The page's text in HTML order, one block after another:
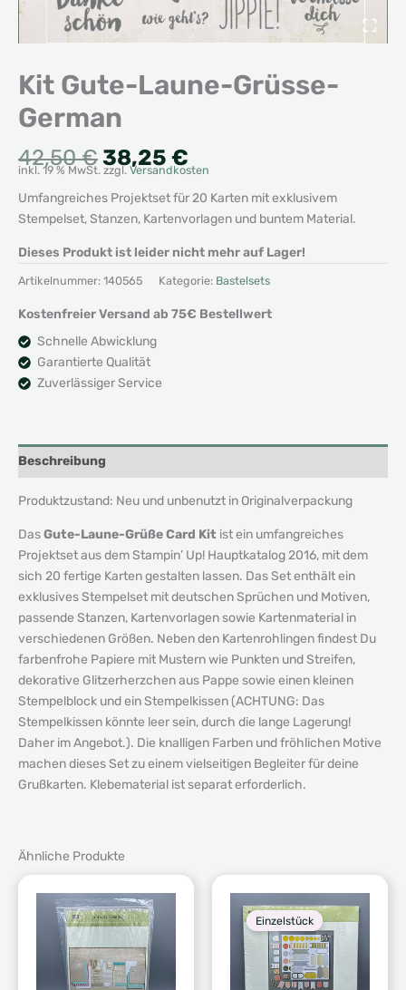
Kit Gute-Laune-Grüsse-
German
42,50€Ursprünglicher
Preis
war:
42,50 €
38,25 €
Preis
ist:
38,25 €.
inkl. 19 % MwSt. zzgl. Versandkosten
Umfangreiches Projektset für 20 Karten mit exklusivem
Stempelset, Stanzen, Kartenvorlagen und buntem Material.
Dieses Produkt ist leider nicht mehr auf Lager!
Artikelnummer: 140565 Kategorie: Bastelsets
Kostenfreier Versand ab 75€ Bestellwert
Schnelle Abwicklung
Garantierte Qualität
Zuverlässiger Service
Beschreibung
Produktzustand: Neu und unbenutzt in Originalverpackung
DasGute-Laune-Grüße Card Kit ist ein umfangreiches
Projektset aus dem Stampin’ Up! Hauptkatalog 2016, mit dem
sich 20 fertige Karten gestalten lassen. Das Set enthält ein
exklusives Stempelset mit deutschen Sprüchen und Motiven,
passende Stanzen, Kartenvorlagen sowie Kartenmaterial in
verschiedenen Größen. Neben den Kartenrohlingen findest Du
farbenfrohe Papiere mit Mustern wie Punkten und Streifen,
dekorative Glitzerherzchen aus Pappe sowie einen kleinen
Stempelblock und ein Stempelkissen (ACHTUNG: Das
Stempelkissen könnte leer sein, durch die lange Lagerung!
Daher im Angebot.). Die knalligen Farben und fröhlichen Motive
machen dieses Set zu einem vielseitigen Begleiter für deine
Grußkarten. Klebematerial ist separat erforderlich.
Ähnliche Produkte
Einzelstück